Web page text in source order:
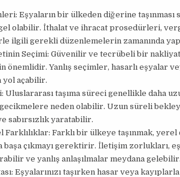
Eşyaların bir ülkeden diğerine taşınması
olabilir. İthalat ve ihracat prosedürleri,
ilgili gerekli düzenlemelerin zamanında
Seçimi: Güvenilir ve tecrübeli bir nakliyat
önemlidir. Yanlış seçimler, hasarlı eşyalar
yol açabilir.
Uluslararası taşıma süreci genellikle daha
neden olabilir. Uzun süreli
sabırsızlık yaratabilir.
Farklılıklar: Farklı bir ülkeye taşınmak,
başa çıkmayı gerektirir. İletişim zorlukları,
ve yanlış anlaşılmalar meydana gelebilir.
Eşyalarınızı taşırken hasar veya